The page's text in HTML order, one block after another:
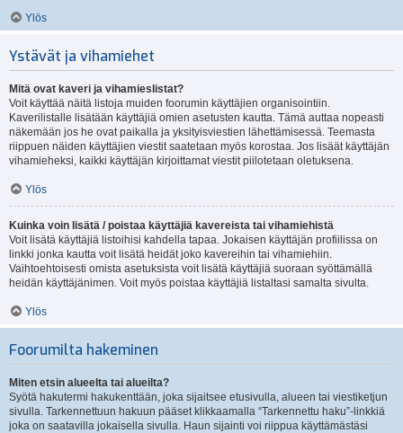
Ylös
Ystävät ja vihamiehet
Mitä ovat kaveri ja vihamieslistat?
Voit käyttää näitä listoja muiden foorumin käyttäjien organisointiin.
Kaverilistalle lisätään käyttäjiä omien asetusten kautta. Tämä auttaa nopeasti
näkemään jos he ovat paikalla ja yksityisviestien lähettämisessä. Teemasta
riippuen näiden käyttäjien viestit saatetaan myös korostaa. Jos lisäät käyttäjän
vihamieheksi, kaikki käyttäjän kirjoittamat viestit piilotetaan oletuksena.
Ylös
Kuinka voin lisätä / poistaa käyttäjiä kavereista tai vihamiehistä
Voit lisätä käyttäjiä listoihisi kahdella tapaa. Jokaisen käyttäjän profiilissa on
linkki jonka kautta voit lisätä heidät joko kavereihin tai vihamiehiin.
Vaihtoehtoisesti omista asetuksista voit lisätä käyttäjiä suoraan syöttämällä
heidän käyttäjänimen. Voit myös poistaa käyttäjiä listaltasi samalta sivulta.
Ylös
Foorumilta hakeminen
Miten etsin alueelta tai alueilta?
Syötä hakutermi hakukenttään, joka sijaitsee etusivulla, alueen tai viestiketjun
sivulla. Tarkennettuun hakuun pääset klikkaamalla “Tarkennettu haku”-linkkiä
joka on saatavilla jokaisella sivulla. Haun sijainti voi riippua käyttämästäsi